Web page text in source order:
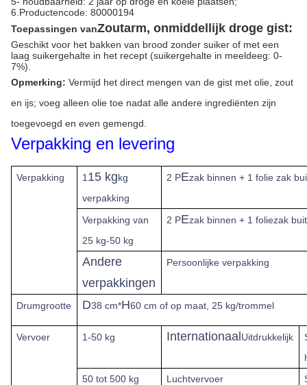
6.Productencode: 80000194
Toepassingen vanZoutarm, onmiddellijk droge gist:
Geschikt voor het bakken van brood zonder suiker of met een
laag suikergehalte in het recept (suikergehalte in meeldeeg: 0-
7%).
Opmerking: Vermijd het direct mengen van de gist met olie, zout
en ijs; voeg alleen olie toe nadat alle andere ingrediënten zijn
toegevoegd en even gemengd.
Verpakking en levering
Verpakking 1 15 kgkg
verpakking
2 PEzak binnen + 1 folie zak
Verpakking van
25 kg-50 kg
2 PEzak binnen + 1 foliezak
Andere
verpakkingen
Persoonlijke verpakking
Drumgrootte D38 cm*H60 cm of op maat, 25 kg/trommel
Vervoer 1-50 kg Internationaal Uitdrukkelijk
50 tot 500 kg
Luchtvervoer